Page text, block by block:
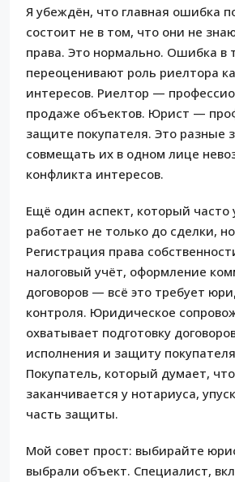
Я убеждён, что главная ошибка
состоит не в том, что они не
права. Это нормально. Ошибка в
переоценивают роль риелтора
интересов. Риелтор —
продаже объектов. Юрист —
защите покупателя. Это разные
совмещать их в одном лице
конфликта интересов.
Ещё один аспект, который часто
работает не только до сделки,
Регистрация права
налоговый учёт, оформление
договоров — всё это требует
контроля. Юридическое
охватывает подготовку
исполнения и защиту
Покупатель, который думает,
заканчивается у нотариуса,
часть защиты.
Мой совет прост: выбирайте
выбрали объект. Специалист,